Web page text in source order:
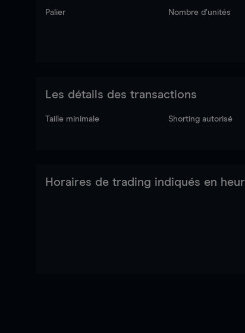
Palier Nombre d’unités
Les détails des transactions
Taille minimale Shorting autorisé
Horaires de trading indiqués en